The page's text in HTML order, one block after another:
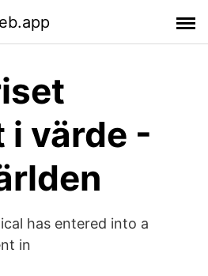
i värde -
has entered into a
in